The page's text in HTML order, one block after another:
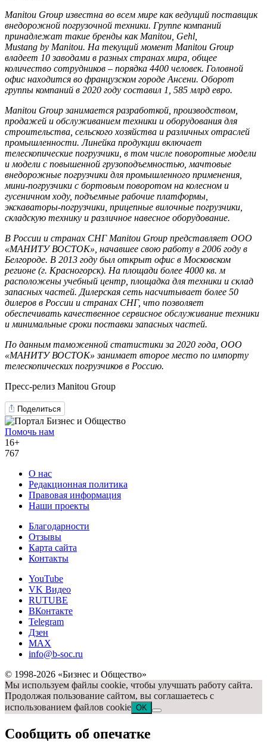
Manitou Group известна во всем мире как ведущий поставщик
внедорожной погрузочной техники. Группе компаний
принадлежат такие бренды как Manitou, Gehl,
Mustang by Manitou. На текущий момент Manitou Group
владеет 10 заводами в разных странах мира, общее
количество сотрудников – порядка 4400 человек. Головной
офис находится во французском городе Ансени. Оборот
группы компаний в 2020 году составил 1, 585 млрд евро.
Manitou Group занимается разработкой, производством,
продажей и обслуживанием техники и оборудования для
строительства, сельского хозяйства и различных отраслей
промышленности. Линейка продукции включает
телескопические погрузчики, в том числе поворотные модели
и модели с повышенной грузоподъемностью, мачтовые
внедорожные погрузчики для промышленного применения,
мини-погрузчики с бортовым поворотом на колесном и
гусеничном ходу, подъемные рабочие платформы,
экскаваторы-погрузчики, прицепные вилочные погрузчики,
складскую технику и различное навесное оборудование.
В России и странах СНГ Manitou Group представляет ООО
«МАНИТУ ВОСТОК», начавшее свою работу в 2006 году в
Белгороде. В 2013 году был открыт офис в Московском
регионе (г. Красногорск). На площади более 4000 кв. м
расположены учебный центр, площадка для техники и склад
запасных частей. Дилерская сеть насчитывает более 50
дилеров в России и странах СНГ, что позволяет
обеспечивать качественное сервисное обслуживание техники
и минимальные сроки поставки запасных частей.
По данным таможенной статистики за 2020 года, ООО
«МАНИТУ ВОСТОК» занимает второе место по импорту
телескопических погрузчиков в Россию.
Пресс-релиз Manitou Group
Поделиться
Помочь нам
16+
767
О нас
Редакционная политика
Правовая информация
Наши проекты
Благодарности
Отзывы
Карта сайта
Контакты
YouTube
VK Видео
RUTUBE
ВКонтакте
Telegram
Дзен
MAX
info@b-soc.ru
© 1998-2026 «Бизнес и Общество»
Мы используем файлы cookie, чтобы улучшать работу сайта.
Продолжая пользование сайтом, вы соглашаетесь с
использованием файлов cookie OK
Сообщить об опечатке